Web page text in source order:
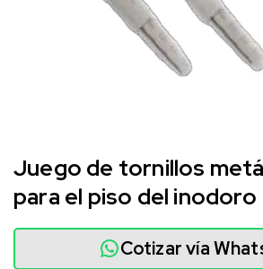
Juego de tornillos
para el piso del inodoro
Cotizar vía